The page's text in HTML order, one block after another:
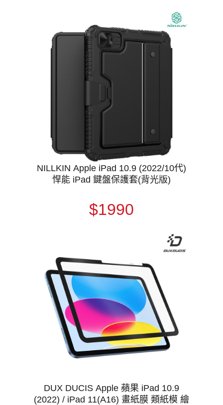
NILLKIN Apple iPad 10.9 (2022/10代)
悍能 iPad 鍵盤保護套(背光版)
$1990
DUX DUCIS Apple 蘋果 iPad 10.9
(2022) / iPad 11(A16) 畫紙膜 類紙模 繪